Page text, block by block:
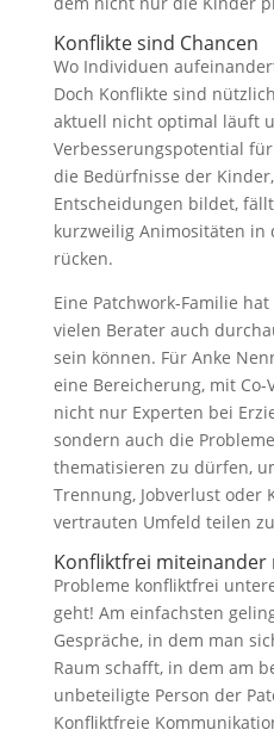
Konflikte sind Chancen
Wo Individuen
Doch Konflikte sind
aktuell nicht optimal läuft
Verbesserungspotential
die Bedürfnisse der
Entscheidungen bildet,
kurzweilig Animositäten in
rücken.
Eine Patchwork-Familie
vielen Berater auch
sein können. Für Anke
eine Bereicherung, mit
nicht nur Experten bei
sondern auch die
thematisieren zu dürfen,
Trennung, Jobverlust oder
vertrauten Umfeld teilen
Konfliktfrei miteinander
Probleme konfliktfrei
geht! Am einfachsten
Gespräche, in dem man
Raum schafft, in dem am
unbeteiligte Person der
Konfliktfreie